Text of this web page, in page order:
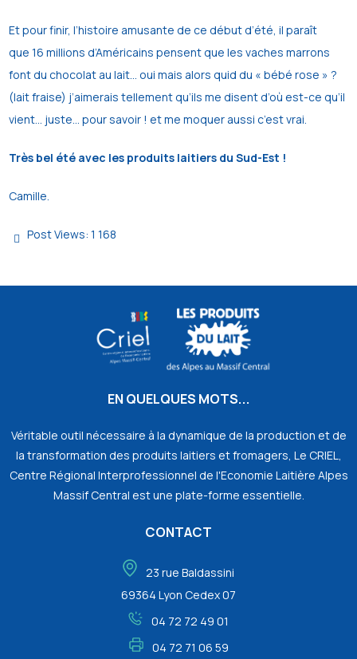
Et pour finir, l’histoire amusante de ce début d’été, il paraît
que16 millionsd’Américains pensent que les vaches marrons
font du chocolat au lait… ouimais alors quid du « bébé rose » ?
(lait fraise) j’aimerais tellement qu’ils medisent d’où est-ce qu’il
vient… juste… pour savoir ! et me moquer aussi c’estvrai.
Très bel été avec les produits laitiers du Sud-Est !
Camille.
Post Views: 1 168
EN QUELQUES MOTS...
Véritable outil nécessaire à la dynamique de la production et de
la transformation des produits laitiers et fromagers, Le CRIEL,
Centre Régional Interprofessionnel de l'Economie Laitière Alpes
Massif Central est une plate-forme essentielle.
CONTACT
23 rue Baldassini
69364 Lyon Cedex 07
04 72 72 49 01
04 72 71 06 59